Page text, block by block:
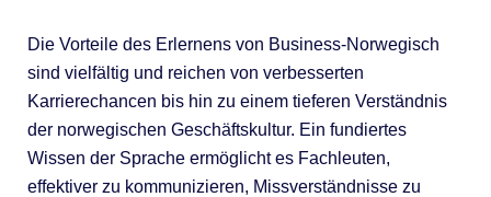
Die Vorteile des Erlernens von Business-Norwegisch
sind vielfältig und reichen von verbesserten
Karrierechancen bis hin zu einem tieferen Verständnis
der norwegischen Geschäftskultur. Ein fundiertes
Wissen der Sprache ermöglicht es Fachleuten,
effektiver zu kommunizieren, Missverständnisse zu